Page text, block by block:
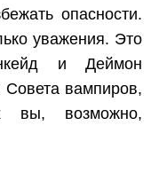
опасности.
уважения. Это
и Деймон
вампиров,
вы, возможно,